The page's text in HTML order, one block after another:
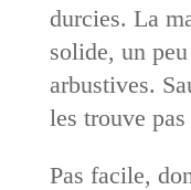
durcies. La
solide, un
arbustives.
les trouve
Pas facile,